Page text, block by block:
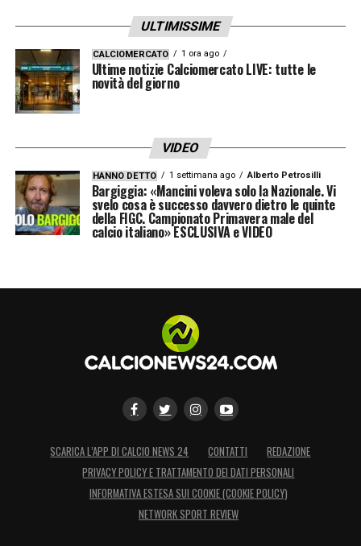
ULTIMISSIME
CALCIOMERCATO 1 ora ago
Ultime notizie Calciomercato LIVE: tutte le
novità del giorno
VIDEO
HANNO DETTO 1 settimana ago Alberto Petrosilli
Bargiggia: «Mancini voleva solo la Nazionale. Vi
svelo cosa è successo davvero dietro le quinte
della FIGC. Campionato Primavera male del
calcio italiano» ESCLUSIVA e VIDEO
SCARICA L’APP DI CALCIO NEWS 24 CONTATTI
REDAZIONE
PRIVACY POLICY E TRATTAMENTO DEI DATI PERSONALI
INFORMATIVA ESTESA SUI COOKIE (COOKIE POLICY)
NETWORK SPORT REVIEW